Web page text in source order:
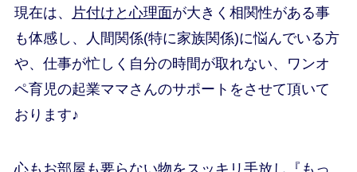
現在は、 片付けと心理面が大きく相関性がある事
も体感し、人間関係(特に家族関係)に悩んでいる方
や、仕事が忙しく自分の時間が取れない、ワンオ
ペ育児の起業ママさんのサポートをさせて頂いて
おります♪
心もお部屋も要らない物をスッキリ手放し
『もっ